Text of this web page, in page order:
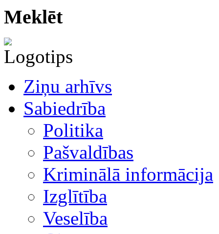
Meklēt
Ziņu arhīvs
Sabiedrība
Politika
Pašvaldības
Kriminālā informācija
Izglītība
Veselība